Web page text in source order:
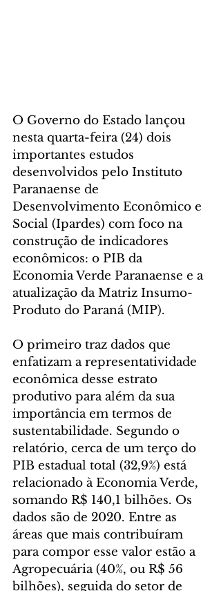
O Governo do Estado lançou
nesta quarta-feira (24) dois
importantes estudos
desenvolvidos pelo Instituto
Paranaense de
Desenvolvimento Econômico e
Social (Ipardes) com foco na
construção de indicadores
econômicos: o PIB da
Economia Verde Paranaense e a
atualização da Matriz Insumo-
Produto do Paraná (MIP).
O primeiro traz dados que
enfatizam a representatividade
econômica desse estrato
produtivo para além da sua
importância em termos de
sustentabilidade. Segundo o
relatório, cerca de um terço do
PIB estadual total (32,9%) está
relacionado à Economia Verde,
somando R$ 140,1 bilhões. Os
dados são de 2020. Entre as
áreas que mais contribuíram
para compor esse valor estão a
Agropecuária (40%, ou R$ 56
bilhões), seguida do setor de